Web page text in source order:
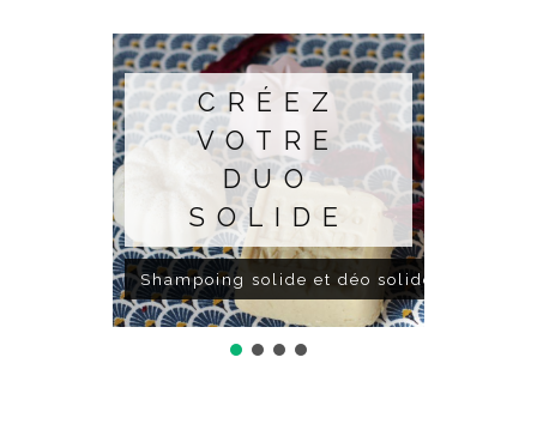
CRÉEZ
VOTRE
DUO
SOLIDE
Shampoing solide et déo solide